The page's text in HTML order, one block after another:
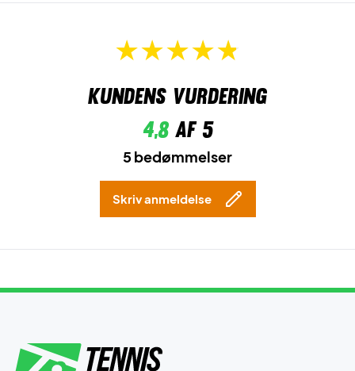
Kundens vurdering
4,8af 5
5 bedømmelser
Skriv anmeldelse